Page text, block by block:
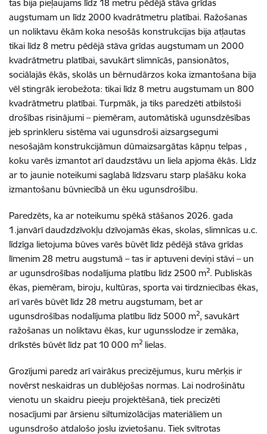
tas bija pieļaujams līdz 18 metru pēdējā stāva grīdas
augstumam un līdz 2000 kvadrātmetru platībai. Ražošanas
un noliktavu ēkām koka nesošās konstrukcijas bija atļautas
tikai līdz 8 metru pēdējā stāva grīdas augstumam un 2000
kvadrātmetru platībai, savukārt slimnīcās, pansionātos,
sociālajās ēkās, skolās un bērnudārzos koka izmantošana bija
vēl stingrāk ierobežota: tikai līdz 8 metru augstumam un 800
kvadrātmetru platībai. Turpmāk, ja tiks paredzēti atbilstoši
drošības risinājumi – piemēram, automātiskā ugunsdzēsības
jeb sprinkleru sistēma vai ugunsdroši aizsargsegumi
nesošajām konstrukcijāmun dūmaizsargātas kāpņu telpas ,
koku varēs izmantot arī daudzstāvu un liela apjoma ēkās. Līdz
ar to jaunie noteikumi saglabā līdzsvaru starp plašāku koka
izmantošanu būvniecībā un ēku ugunsdrošību.
Paredzēts, ka ar noteikumu spēkā stāšanos 2026. gada
1.janvārī daudzdzīvokļu dzīvojamās ēkas, skolas, slimnīcas u.c.
līdzīga lietojuma būves varēs būvēt līdz pēdējā stāva grīdas
līmenim 28 metru augstumā – tas ir aptuveni deviņi stāvi – un
ar ugunsdrošības nodalījuma platību līdz 2500 m2. Publiskās
ēkas, piemēram, biroju, kultūras, sporta vai tirdzniecības ēkas,
arī varēs būvēt līdz 28 metru augstumam, bet ar
ugunsdrošības nodalījuma platību līdz 5000 m2, savukārt
ražošanas un noliktavu ēkas, kur ugunsslodze ir zemāka,
drīkstēs būvēt līdz pat 10 000 m2 lielas.
Grozījumi paredz arī vairākus precizējumus, kuru mērķis ir
novērst neskaidras un dublējošas normas. Lai nodrošinātu
vienotu un skaidru pieeju projektēšanā, tiek precizēti
nosacījumi par ārsienu siltumizolācijas materiāliem un
ugunsdrošo atdalošo joslu izvietošanu. Tiek svītrotas